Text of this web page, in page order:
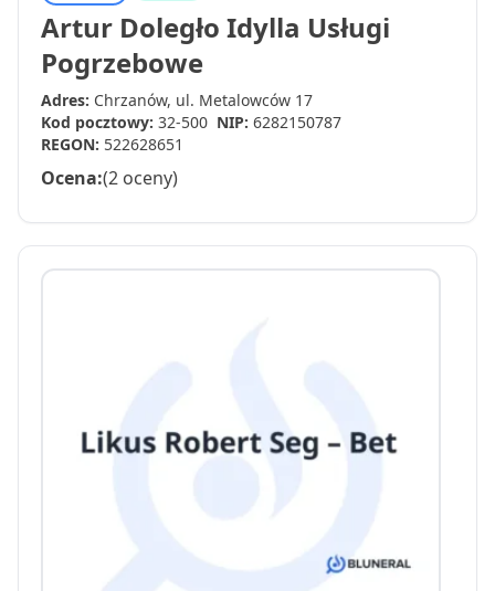
Artur Doległo Idylla Usługi
Pogrzebowe
Adres: Chrzanów, ul. Metalowców 17
Kod pocztowy: 32-500 NIP: 6282150787
REGON: 522628651
Ocena:(2 oceny)